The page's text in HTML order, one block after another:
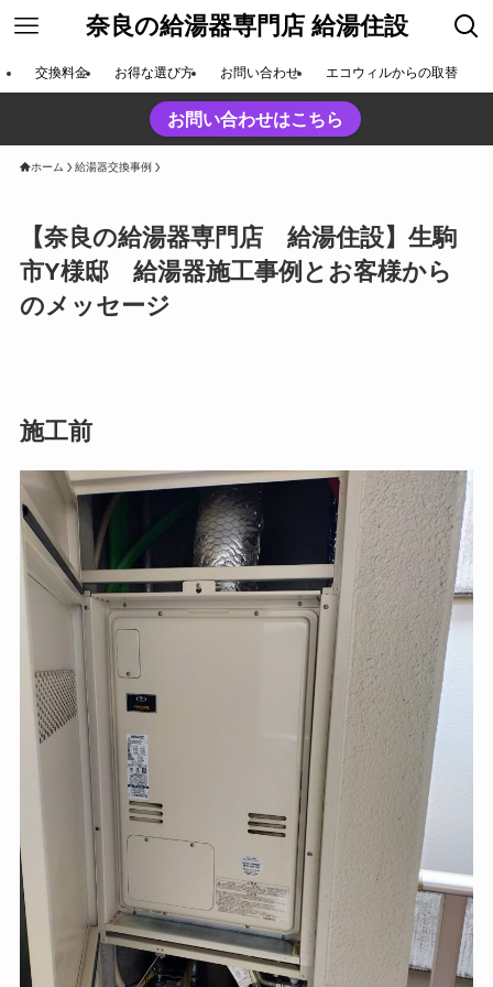
奈良の給湯器専門店 給湯住設
交換料金 お得な選び方 お問い合わせ エコウィルからの取替
お問い合わせはこちら
ホーム 給湯器交換事例
【奈良の給湯器専門店 給湯住設】生駒
市Y様邸 給湯器施工事例とお客様から
のメッセージ
施工前